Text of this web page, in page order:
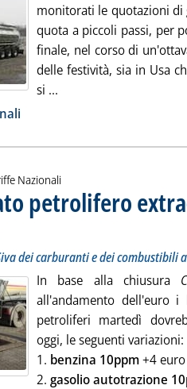
monitorati le quotazioni
quota a piccoli passi, per
finale, nel corso di
delle festività, sia in Usa
si ...
alla notizia
Nazionali
petrolifero
. Sottotitolo: Le variazioni sui prezzi Siva dei
. Pubblicata venerdì 30 maggio 2014 alle 9.26.
dei carburanti e dei combustibili
In base alla chiusura
all'andamento dell'euro
petroliferi martedì
oggi, le seguenti variazioni:
1. benzina 10ppm+4
2. gasolio autotrazione